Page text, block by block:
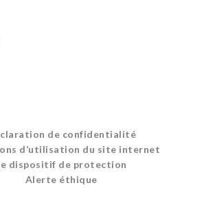
de confidentialité
d’utilisation du site internet
dispositif de protection
Alerte éthique